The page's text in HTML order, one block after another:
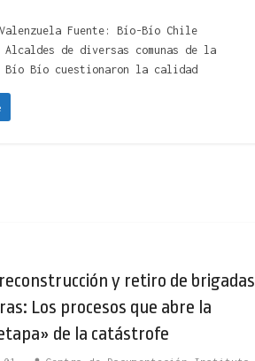
Fuente: Bío-Bío Chile
Alcaldes de diversas comunas de la
Bío Bío cuestionaron la calidad
y retiro de brigadas
Los procesos que abre la
de la catástrofe